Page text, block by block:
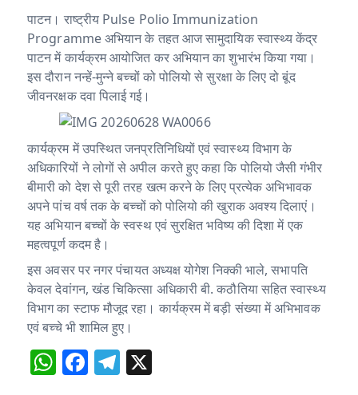
at
s
A
p
p
c
e
b
o
o
k
e
g
ra
m
पाटन। राष्ट्रीय Pulse Polio Immunization
Programme अभियान के तहत आज सामुदायिक स्वास्थ्य केंद्र
पाटन में कार्यक्रम आयोजित कर अभियान का शुभारंभ किया गया।
इस दौरान नन्हें-मुन्ने बच्चों को पोलियो से सुरक्षा के लिए दो बूंद
जीवनरक्षक दवा पिलाई गई।
कार्यक्रम में उपस्थित जनप्रतिनिधियों एवं स्वास्थ्य विभाग के
अधिकारियों ने लोगों से अपील करते हुए कहा कि पोलियो जैसी गंभीर
बीमारी को देश से पूरी तरह खत्म करने के लिए प्रत्येक अभिभावक
अपने पांच वर्ष तक के बच्चों को पोलियो की खुराक अवश्य दिलाएं।
यह अभियान बच्चों के स्वस्थ एवं सुरक्षित भविष्य की दिशा में एक
महत्वपूर्ण कदम है।
इस अवसर पर नगर पंचायत अध्यक्ष योगेश निक्की भाले, सभापति
केवल देवांगन, खंड चिकित्सा अधिकारी बी. कठौतिया सहित स्वास्थ्य
विभाग का स्टाफ मौजूद रहा। कार्यक्रम में बड़ी संख्या में अभिभावक
एवं बच्चे भी शामिल हुए।
W F T